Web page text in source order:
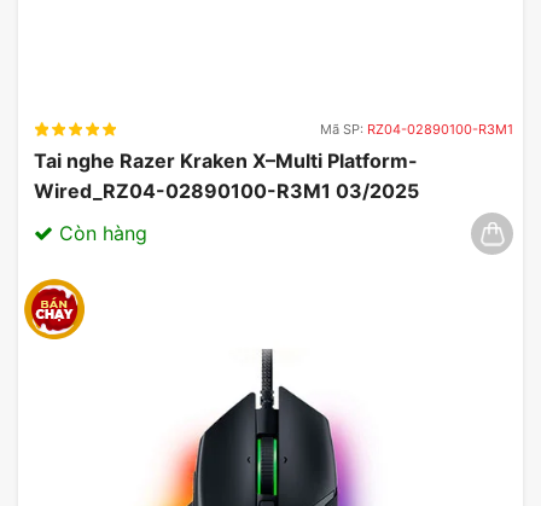
Mã SP: RZ04-02890100-R3M1
Tai nghe Razer Kraken X–Multi Platform-
Wired_RZ04-02890100-R3M1 03/2025
Còn hàng